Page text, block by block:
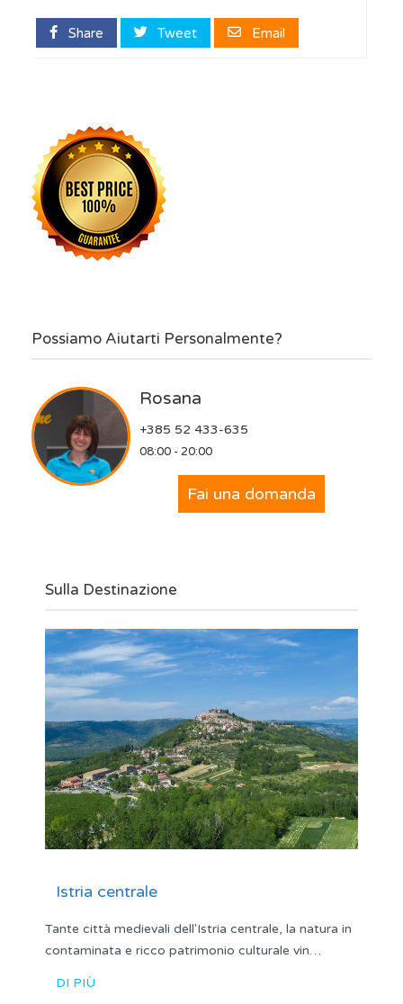
Share Tweet Email
Possiamo Aiutarti Personalmente?
Rosana
+385 52 433-635
08:00 - 20:00
Fai una domanda
Sulla Destinazione
Istria centrale
Tante città medievali dell'Istria centrale, la natura in
contaminata e ricco patrimonio culturale vin…
DI PIÙ